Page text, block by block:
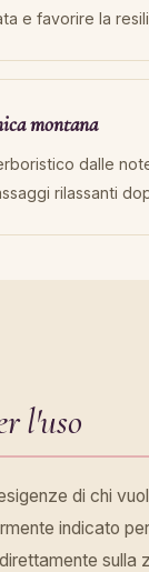
e favorire la
montana
dalle
rilassanti
l'uso
di chi
indicato
sulla